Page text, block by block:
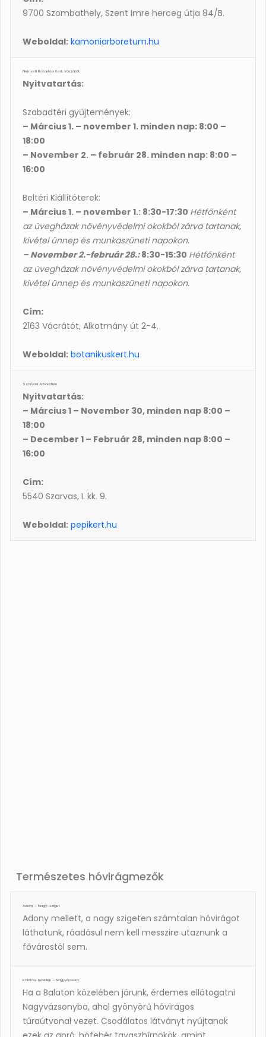
9700 Szombathely, Szent Imre herceg útja 84/B.
Weboldal: kamoniarboretum.hu
Nemzeti Botanikus Kert, Vácrátót
Nyitvatartás:
Szabadtéri gyűjtemények:
– Március 1. – november 1. minden nap: 8:00 –
18:00
– November 2. – február 28. minden nap: 8:00 –
16:00
Beltéri Kiállítóterek:
– Március 1. – november 1.: 8:30-17:30 Hétfőnként
az üvegházak növényvédelmi okokból zárva tartanak,
kivétel ünnep és munkaszüneti napokon.
– November 2.-február 28.:8:30-15:30 Hétfőnként
az üvegházak növényvédelmi okokból zárva tartanak,
kivétel ünnep és munkaszüneti napokon.
Cím:
2163 Vácrátót, Alkotmány út 2-4.
Weboldal: botanikuskert.hu
Szarvasi Arborétum
Nyitvatartás:
– Március 1 – November 30, minden nap 8:00 –
18:00
– December 1 – Február 28, minden nap 8:00 –
16:00
Cím:
5540 Szarvas, I. kk. 9.
Weboldal: pepikert.hu
Természetes hóvirágmezők
Adony – Nagy-sziget
Adony mellett, a nagy szigeten számtalan hóvirágot
láthatunk, ráadásul nem kell messzire utaznunk a
fővárostól sem.
Balaton-felvidék – Nagyvázsony
Ha a Balaton közelében járunk, érdemes ellátogatni
Nagyvázsonyba, ahol gyönyörű hóvirágos
túraútvonal vezet. Csodálatos látványt nyújtanak